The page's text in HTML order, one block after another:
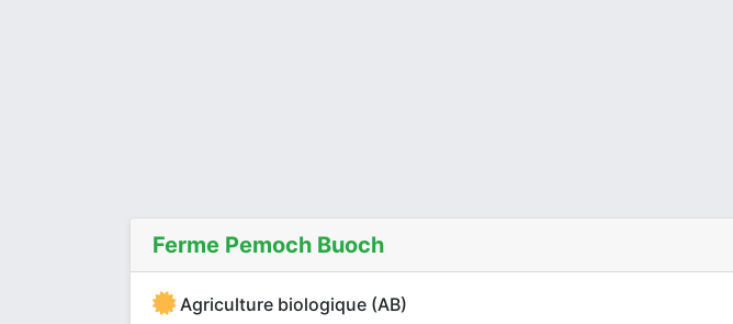
Ferme Pemoch Buoch
Agriculture biologique (AB)